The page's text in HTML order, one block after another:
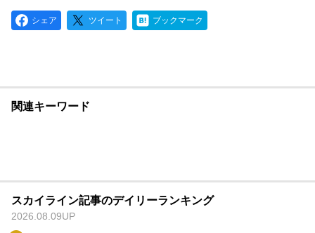
シェア ツイート ブックマーク
関連キーワード
スカイライン記事のデイリーランキング
2026.08.09UP